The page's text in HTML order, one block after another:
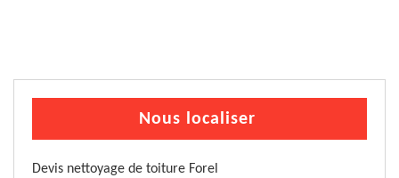
Nous localiser
Devis nettoyage de toiture Forel